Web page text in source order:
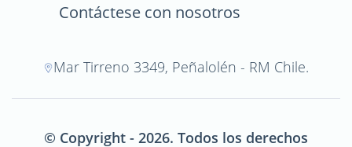
Contáctese con nosotros
Mar Tirreno 3349, Peñalolén - RM Chile.
© Copyright - 2026. Todos los derechos